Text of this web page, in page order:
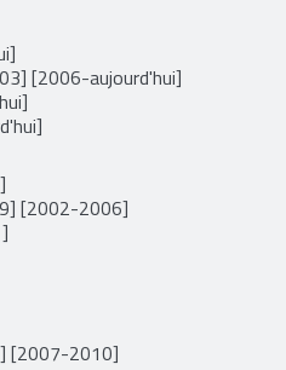
[2006-aujourd'hui]
[2002-2006]
[2007-2010]